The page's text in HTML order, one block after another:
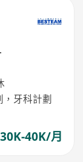
牙科計劃
40K/月